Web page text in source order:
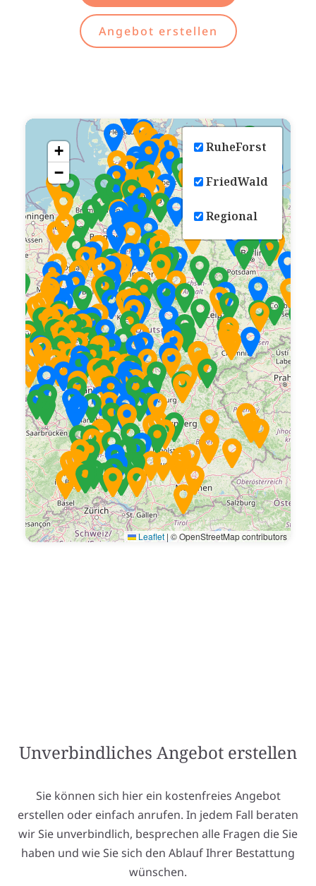
Angebot erstellen
+
−
RuheForst
FriedWald
Regional
Leaflet | © OpenStreetMap contributors
Unverbindliches Angebot erstellen
Sie können sich hier ein kostenfreies Angebot
erstellen oder einfach anrufen. In jedem Fall beraten
wir Sie unverbindlich, besprechen alle Fragen die Sie
haben und wie Sie sich den Ablauf Ihrer Bestattung
wünschen.